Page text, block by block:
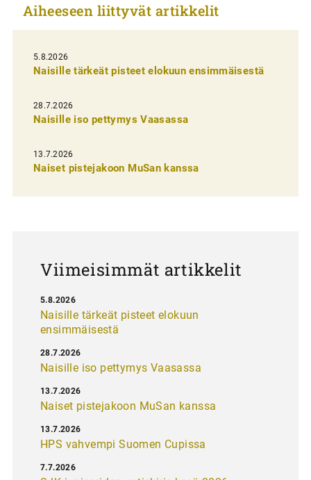
k
e
l
i
e
n
e
Aiheeseen liittyvät artikkelit
5.8.2026
Naisille tärkeät pisteet elokuun ensimmäisestä
28.7.2026
Naisille iso pettymys Vaasassa
13.7.2026
Naiset pistejakoon MuSan kanssa
Viimeisimmät artikkelit
Naisille tärkeät pisteet elokuun
ensimmäisestä
5.8.2026
Naisille iso pettymys Vaasassa
28.7.2026
Naiset pistejakoon MuSan kanssa
13.7.2026
HPS vahvempi Suomen Cupissa
13.7.2026
7.7.2026